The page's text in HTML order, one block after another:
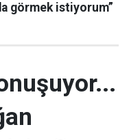
görmek istiyorum”